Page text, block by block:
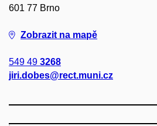
601 77 Brno
Zobrazit na mapě
549 49 3268
jiri.dobes@rect.muni.cz